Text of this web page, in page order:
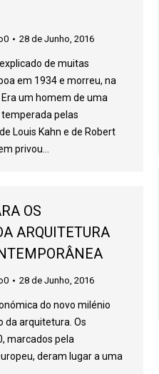
28 de Junho, 2016
de muitas
em 1934 e morreu, na
um homem de uma
pelas
Louis Kahn e de Robert
privou…
OS
ARQUITETURA
28 de Junho, 2016
do novo milénio
da arquitetura. Os
marcados pela
deram lugar a uma